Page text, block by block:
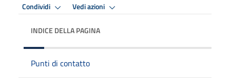
Condividi Vedi azioni
INDICE DELLA PAGINA
Punti di contatto